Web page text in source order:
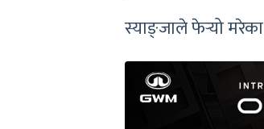
स्याङ्जाले फेर्‍यो